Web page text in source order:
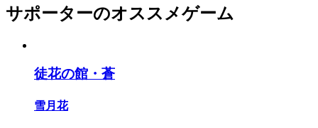
サポーターのオススメゲーム
徒花の館・蒼
雪月花